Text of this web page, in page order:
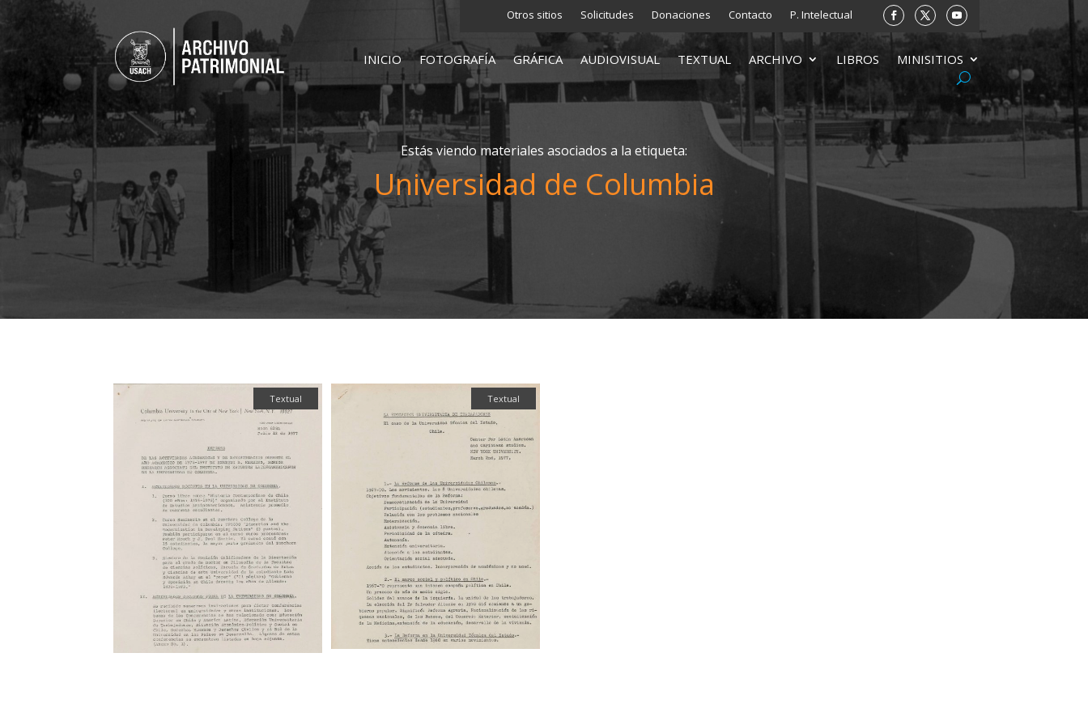
Otros sitios Solicitudes Donaciones Contacto P. Intelectual
INICIO FOTOGRAFÍA GRÁFICA AUDIOVISUAL TEXTUAL ARCHIVO LIBROS MINISITIOS
Estás viendo materiales asociados a la etiqueta:
Universidad de Columbia
Textual Textual